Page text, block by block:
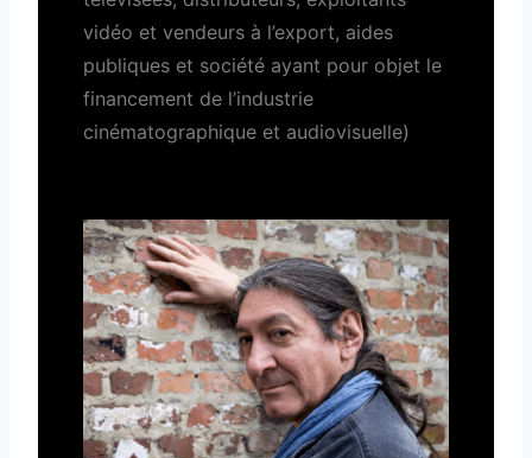
vidéo et vendeurs à l’export, aides
publiques et société ayant pour objet le
financement de l’industrie
cinématographique et audiovisuelle)